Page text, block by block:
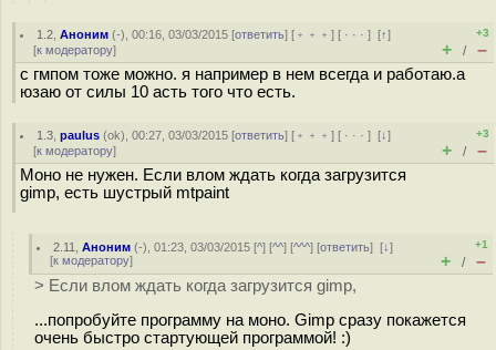
1.2 ,Аноним (-), 00:16, 03/03/2015 [ответить] [ ﹢﹢﹢] [ · · ·][↑]
[к модератору]
+3
+ / –
с гмпом тоже можно. я например в нем всегда и работаю.а
юзаю от силы 10 асть того что есть.
1.3 ,paulus (ok), 00:27, 03/03/2015 [ответить] [ ﹢﹢﹢] [ · · ·][↓]
[к модератору]
+3
+ / –
Моно не нужен. Если влом ждать когда загрузится
gimp, есть шустрый mtpaint
2.11 ,Аноним (-), 01:23, 03/03/2015 [^] [^^] [^^^] [ответить][↓]
[к модератору]
+1
+ / –
> Если влом ждать когда загрузится gimp,
...попробуйте программу на моно. Gimp сразу покажется
очень быстро стартующей программой! :)